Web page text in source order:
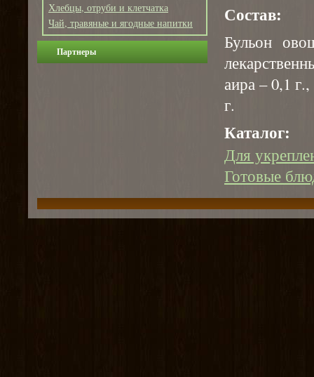
Хлебцы, отруби и клетчатка
Чай, травяные и ягодные напитки
Партнеры
Состав:
Бульон
аира – 0,1
г.
Каталог:
Для
Готовые